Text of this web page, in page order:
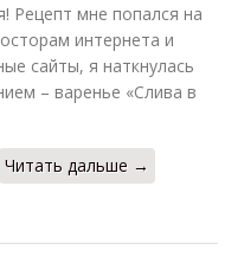
Рецепт мне попался на
интернета и
сайты, я наткнулась
– варенье «Слива в
Читать дальше →